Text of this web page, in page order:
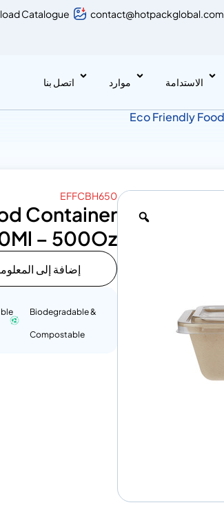
contact@hotpackglobal.com
Catalogue
الاستدامة موارد اتصل بنا
EFFCBH650
Container
– 500Oz
إضافة إلى
Biodegradable &
Compostable